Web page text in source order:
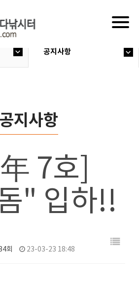
공지사항
공지사항
7호]
" 입하!!
회 23-03-23 18:48